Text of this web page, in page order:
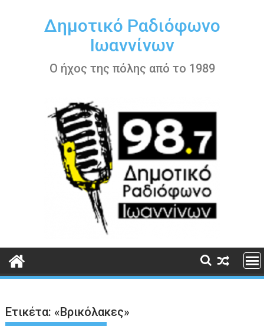
περιεχόμενοΔημοτικό Ραδιόφωνο
Ιωαννίνων
Ο ήχος της πόλης από το 1989
Ετικέτα: «Βρικόλακες»